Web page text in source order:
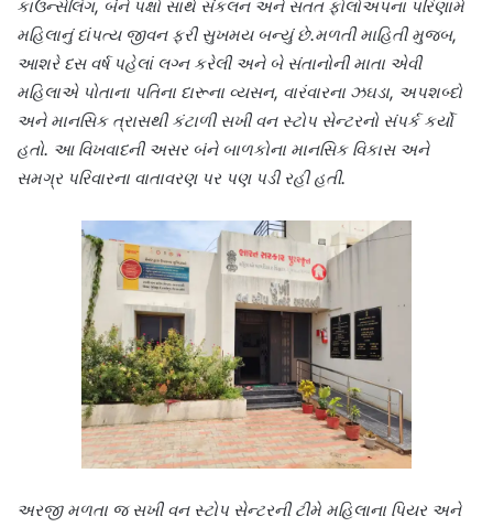
કાઉન્સેલિંગ, બંને પક્ષો સાથે સંકલન અને સતત ફોલોઅપના પરિણામે
મહિલાનું દાંપત્ય જીવન ફરી સુખમય બન્યું છે.મળતી માહિતી મુજબ,
આશરે દસ વર્ષ પહેલાં લગ્ન કરેલી અને બે સંતાનોની માતા એવી
મહિલાએ પોતાના પતિના દારૂના વ્યસન, વારંવારના ઝઘડા, અપશબ્દો
અને માનસિક ત્રાસથી કંટાળી સખી વન સ્ટોપ સેન્ટરનો સંપર્ક કર્યો
હતો. આ વિખવાદની અસર બંને બાળકોના માનસિક વિકાસ અને
સમગ્ર પરિવારના વાતાવરણ પર પણ પડી રહી હતી.
અરજી મળતા જ સખી વન સ્ટોપ સેન્ટરની ટીમે મહિલાના પિયર અને